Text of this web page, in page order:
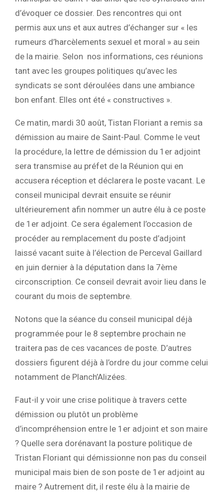
d’évoquer ce dossier. Des rencontres qui ont
permis aux uns et aux autres d’échanger sur « les
rumeurs d’harcèlements sexuel et moral » au sein
de la mairie. Selon nos informations, ces réunions
tant avec les groupes politiques qu’avec les
syndicats se sont déroulées dans une ambiance
bon enfant. Elles ont été « constructives ».
Ce matin, mardi 30 août, Tistan Floriant a remis sa
démission au maire de Saint-Paul. Comme le veut
la procédure, la lettre de démission du 1er adjoint
sera transmise au préfet de la Réunion qui en
accusera réception et déclarera le poste vacant. Le
conseil municipal devrait ensuite se réunir
ultérieurement afin nommer un autre élu à ce poste
de 1er adjoint. Ce sera également l’occasion de
procéder au remplacement du poste d’adjoint
laissé vacant suite à l’élection de Perceval Gaillard
en juin dernier à la députation dans la 7ème
circonscription. Ce conseil devrait avoir lieu dans le
courant du mois de septembre.
Notons que la séance du conseil municipal déjà
programmée pour le 8 septembre prochain ne
traitera pas de ces vacances de poste. D’autres
dossiers figurent déjà à l’ordre du jour comme celui
notamment de Planch’Alizées.
Faut-il y voir une crise politique à travers cette
démission ou plutôt un problème
d’incompréhension entre le 1er adjoint et son maire
? Quelle sera dorénavant la posture politique de
Tristan Floriant qui démissionne non pas du conseil
municipal mais bien de son poste de 1er adjoint au
maire ? Autrement dit, il reste élu à la mairie de